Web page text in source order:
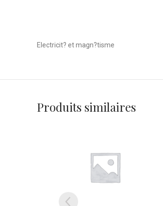
Electricit? et magn?tisme
Produits similaires